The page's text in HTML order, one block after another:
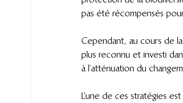
pas été récompensés
Cependant, au cours de
plus reconnu et investi
à l’atténuation du
L’une de ces stratégies